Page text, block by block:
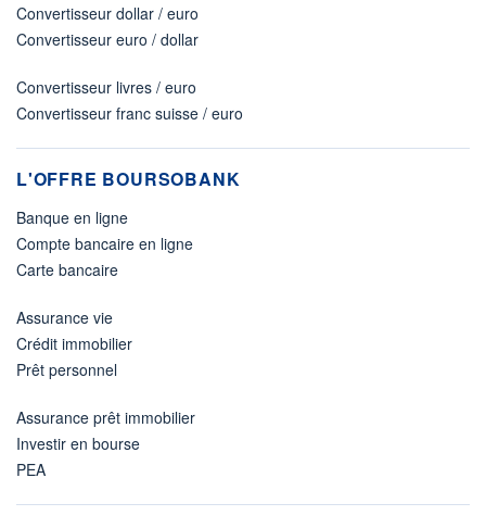
Convertisseur dollar / euro
Convertisseur euro / dollar
Convertisseur livres / euro
Convertisseur franc suisse / euro
L'OFFRE BOURSOBANK
Banque en ligne
Compte bancaire en ligne
Carte bancaire
Assurance vie
Crédit immobilier
Prêt personnel
Assurance prêt immobilier
Investir en bourse
PEA